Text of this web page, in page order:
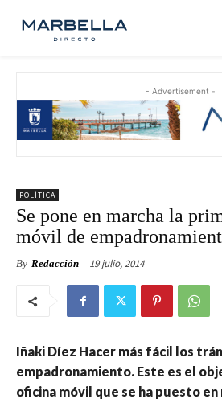
- Advertisement -
POLÍTICA
Se pone en marcha la
móvil de
By Redacción 19 julio, 2014
Iñaki Díez Hacer más fácil los
empadronamiento. Este es el
oficina móvil que se ha puesto en